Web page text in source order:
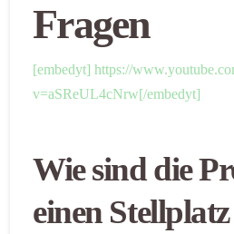
Fragen
[embedyt] https://
v=aSReUL4cNrw[/embedyt]
Wie sind die
einen